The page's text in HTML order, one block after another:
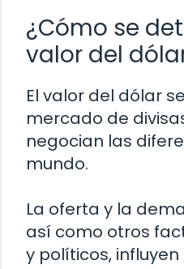
¿Cómo se
valor del
El valor del dólar
mercado de
negocian las
mundo.
La oferta y la
así como otros
y políticos, influyen